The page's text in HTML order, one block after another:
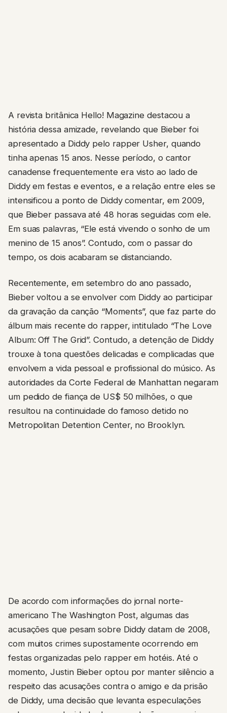
A revista britânica Hello! Magazine destacou a
história dessa amizade, revelando que Bieber foi
apresentado a Diddy pelo rapper Usher, quando
tinha apenas 15 anos. Nesse período, o cantor
canadense frequentemente era visto ao lado de
Diddy em festas e eventos, e a relação entre eles se
intensificou a ponto de Diddy comentar, em 2009,
que Bieber passava até 48 horas seguidas com ele.
Em suas palavras, “Ele está vivendo o sonho de um
menino de 15 anos”. Contudo, com o passar do
tempo, os dois acabaram se distanciando.
Recentemente, em setembro do ano passado,
Bieber voltou a se envolver com Diddy ao participar
da gravação da canção “Moments”, que faz parte do
álbum mais recente do rapper, intitulado “The Love
Album: Off The Grid”. Contudo, a detenção de Diddy
trouxe à tona questões delicadas e complicadas que
envolvem a vida pessoal e profissional do músico. As
autoridades da Corte Federal de Manhattan negaram
um pedido de fiança de US$ 50 milhões, o que
resultou na continuidade do famoso detido no
Metropolitan Detention Center, no Brooklyn.
De acordo com informações do jornal norte-
americano The Washington Post, algumas das
acusações que pesam sobre Diddy datam de 2008,
com muitos crimes supostamente ocorrendo em
festas organizadas pelo rapper em hotéis. Até o
momento, Justin Bieber optou por manter silêncio a
respeito das acusações contra o amigo e da prisão
de Diddy, uma decisão que levanta especulações